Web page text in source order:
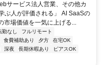
サービス法人営業、その他カ
人が評価される」 AI SaaSの
市場価値を一気に上げる...
勤なし
フルリモート
食費補助あり 夕方
在宅OK
深夜 長期休暇あり
ピアスOK